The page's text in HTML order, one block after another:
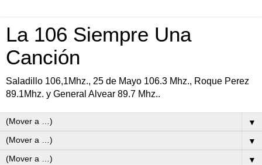
La 106 Siempre Una
Canción
Saladillo 106,1Mhz., 25 de Mayo 106.3 Mhz., Roque Perez
89.1Mhz. y General Alvear 89.7 Mhz..
▼
▼
▼